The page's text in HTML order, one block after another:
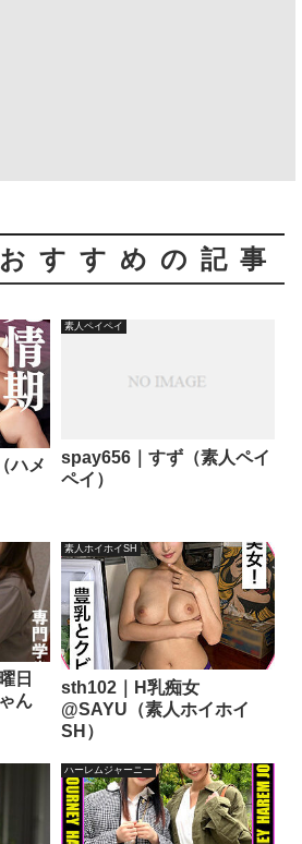
すすめの記事
ハメ
素人ペイペイ
spay656｜すず（素人ペイ
ペイ）
日
ん
素人ホイホイSH
sth102｜H乳痴女
@SAYU（素人ホイホイ
SH）
ハーレムジャーニー